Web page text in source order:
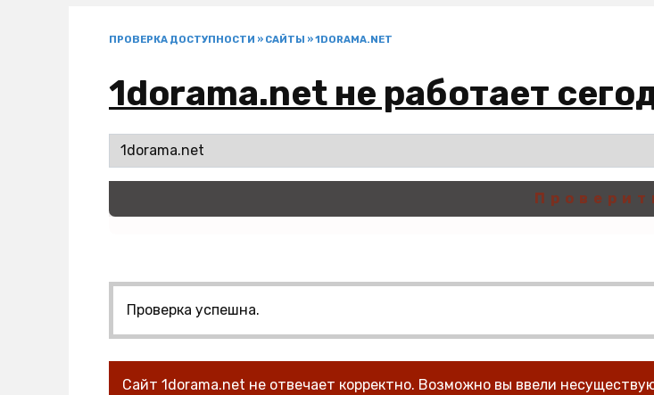
ПРОВЕРКА ДОСТУПНОСТИ » САЙТЫ »1DORAMA.NET
1dorama.net не работает
Проверка успешна.
Сайт 1dorama.net не отвечает корректно. Возможно вы ввели